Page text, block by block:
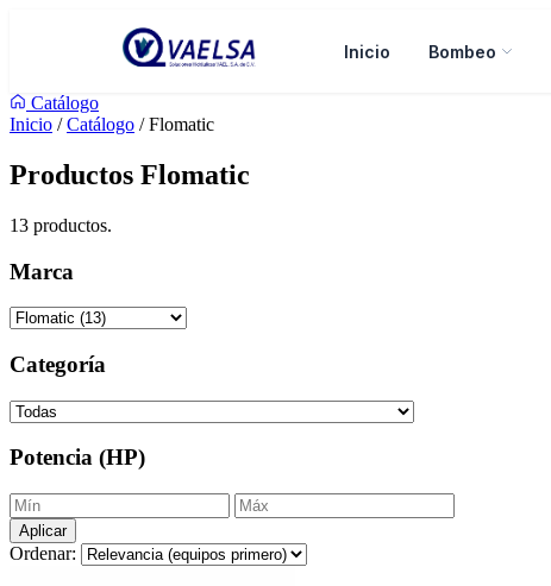
Inicio Bombeo
Catálogo
Inicio /Catálogo / Flomatic
Productos Flomatic
13 productos.
Marca
Categoría
Potencia (HP)
Aplicar
Ordenar: